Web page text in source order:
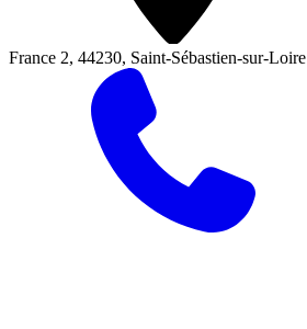
France 2, 44230, Saint-Sébastien-sur-Loire